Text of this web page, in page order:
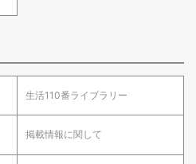
生活110番ライブラリー
掲載情報に関して